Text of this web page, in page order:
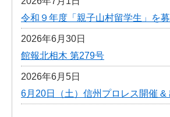
令和９年度「親子山村留学生」を
2026年6月30日
館報北相木 第279号
2026年6月5日
6月20日（土）信州プロレス開催 &